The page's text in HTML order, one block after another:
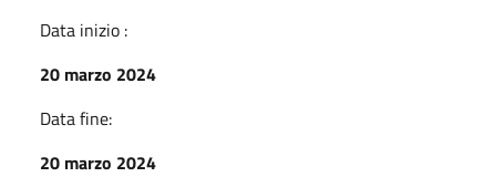
Data inizio :
20 marzo 2024
Data fine:
20 marzo 2024